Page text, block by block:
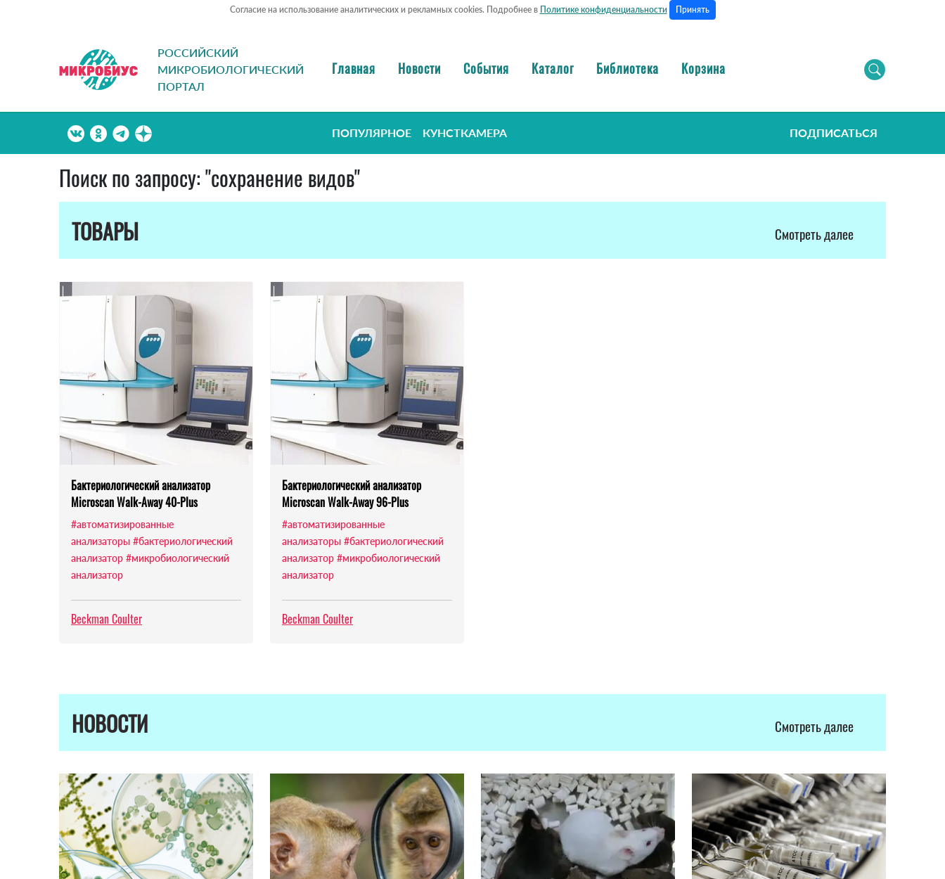
Согласие на использование аналитических и рекламных cookies. Подробнее в Политике конфиденциальности Принять
РОССИЙСКИЙ
МИКРОБИОЛОГИЧЕСКИЙ
ПОРТАЛ
Главная Новости События Каталог Библиотека Корзина
ПОПУЛЯРНОЕ КУНСТКАМЕРА ПОДПИСАТЬСЯ
Поиск по запросу: "сохранение видов"
ТОВАРЫ
Смотреть далее
Бактериологический анализатор
Microscan Walk-Away 40-Plus
#автоматизированные
анализаторы #бактериологический
анализатор #микробиологический
анализатор
Beckman Coulter
Бактериологический анализатор
Microscan Walk-Away 96-Plus
#автоматизированные
анализаторы #бактериологический
анализатор #микробиологический
анализатор
Beckman Coulter
НОВОСТИ Смотреть далее